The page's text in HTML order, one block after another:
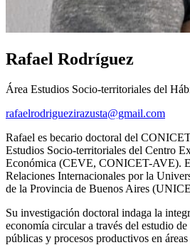
Rafael Rodríguez
Área Estudios Socio-territoriales del
rafaelrodriguezirazusta@gmail.com
Rafael es becario doctoral del
Estudios Socio-territoriales del Centro
Económica (CEVE, CONICET-AVE).
Relaciones Internacionales por la
de la Provincia de Buenos Aires
Su investigación doctoral indaga la
economía circular a través del estudio
públicas y procesos productivos en